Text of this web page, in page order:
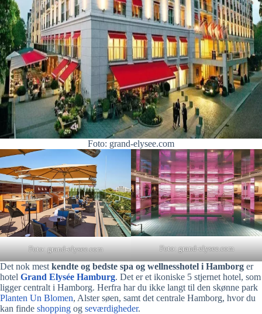
Foto: grand-elysee.com
Foto: grand-elysee.com Foto: grand-elysee.com
Det nok mest kendte og bedste spa og wellnesshotel i Hamborg er
hotel Grand Elysée Hamburg. Det er et ikoniske 5 stjernet hotel, som
ligger centralt i Hamborg. Herfra har du ikke langt til den skønne park
Planten Un Blomen, Alster søen, samt det centrale Hamborg, hvor du
kan finde shopping og seværdigheder.